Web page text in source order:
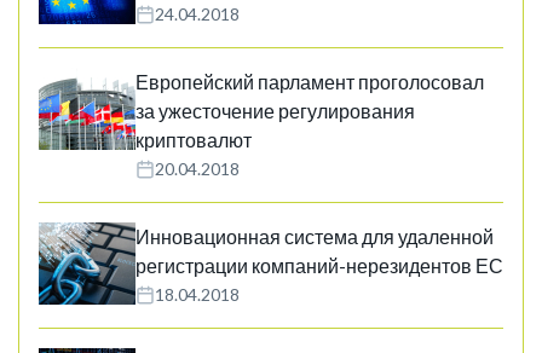
24.04.2018
Европейский парламент проголосовал
за ужесточение регулирования
криптовалют
20.04.2018
Инновационная система для удаленной
регистрации компаний-нерезидентов ЕС
18.04.2018